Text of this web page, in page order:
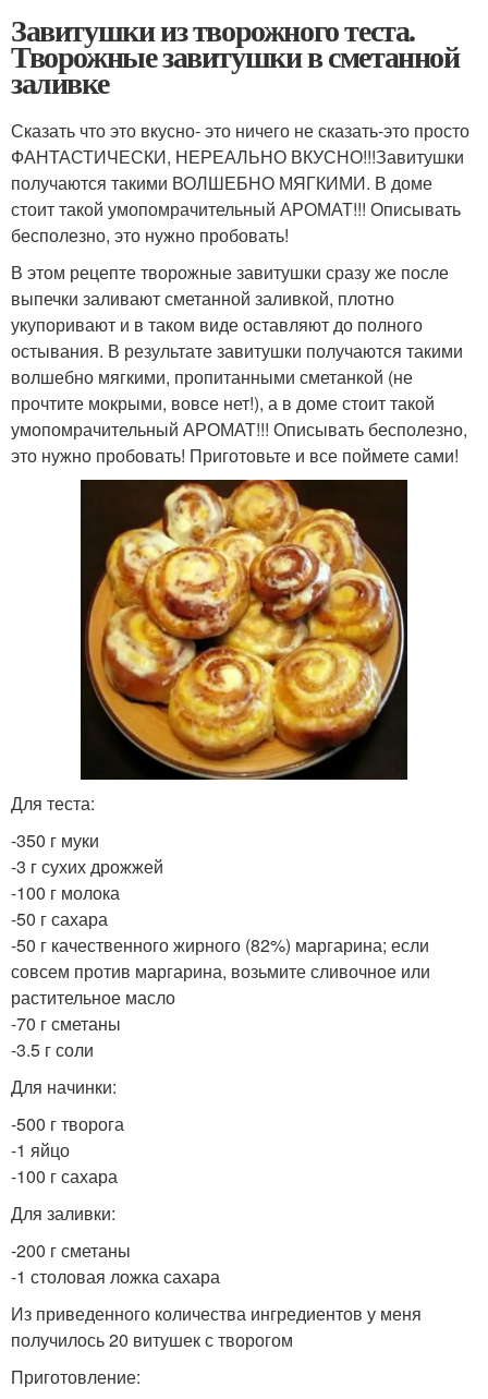
Завитушки из творожного теста.
Творожные завитушки в сметанной
заливке
Сказать что это вкусно- это ничего не сказать-это просто
ФАНТАСТИЧЕСКИ, НЕРЕАЛЬНО ВКУСНО!!!Завитушки
получаются такими ВОЛШЕБНО МЯГКИМИ. В доме
стоит такой умопомрачительный АРОМАТ!!! Описывать
бесполезно, это нужно пробовать!
В этом рецепте творожные завитушки сразу же после
выпечки заливают сметанной заливкой, плотно
укупоривают и в таком виде оставляют до полного
остывания. В результате завитушки получаются такими
волшебно мягкими, пропитанными сметанкой (не
прочтите мокрыми, вовсе нет!), а в доме стоит такой
умопомрачительный АРОМАТ!!! Описывать бесполезно,
это нужно пробовать! Приготовьте и все поймете сами!
Для теста:
-350 г муки
-3 г сухих дрожжей
-100 г молока
-50 г сахара
-50 г качественного жирного (82%) маргарина; если
совсем против маргарина, возьмите сливочное или
растительное масло
-70 г сметаны
-3.5 г соли
Для начинки:
-500 г творога
-1 яйцо
-100 г сахара
Для заливки:
-200 г сметаны
-1 столовая ложка сахара
Из приведенного количества ингредиентов у меня
получилось 20 витушек с творогом
Приготовление: